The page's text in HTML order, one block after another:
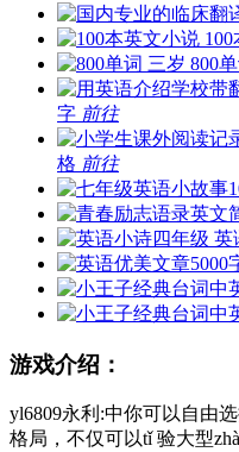
800
字 前往
格 前往
英
游戏介绍：
yl6809永利:中你可以自由
格局，不仅可以tǐ 验大型